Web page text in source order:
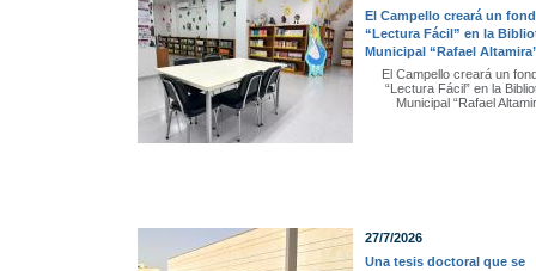
El Campello creará un
“Lectura Fácil” en la
Municipal “Rafael
El Campello creará un
“Lectura Fácil” en la
Municipal “Rafael
27/7/2026
Una tesis doctoral que se